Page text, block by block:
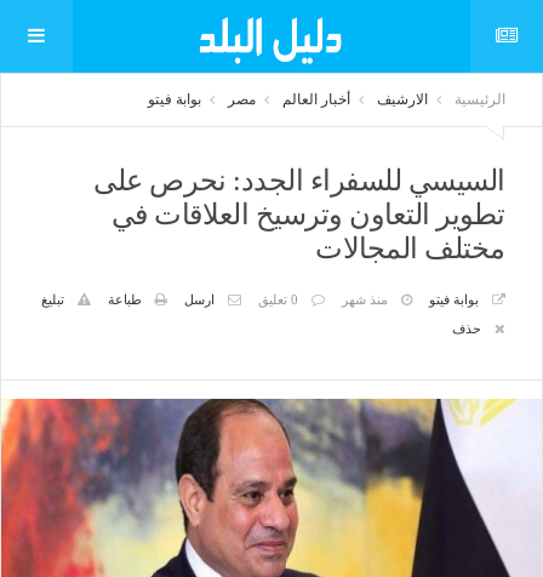
الرئيسية الارشيف أخبار العالم مصر بوابة فيتو
السيسي للسفراء الجدد: نحرص على
تطوير التعاون وترسيخ العلاقات في
مختلف المجالات
بوابة فيتو منذ شهر 0 تعليق ارسل طباعة
تبليغ
حذف